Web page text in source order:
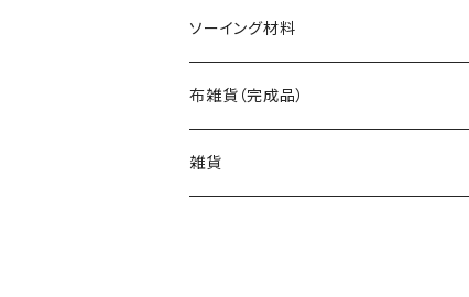
バッグ（型紙）
トートバッグ（型紙）
ショルダーバッグ（型紙）
ポーチ・ケース（型紙）
ファスナーポーチ（型紙）
巾着袋・布袋（型紙）
ソーイング材料
生地
キット
布雑貨（完成品）
バッグ
雑貨